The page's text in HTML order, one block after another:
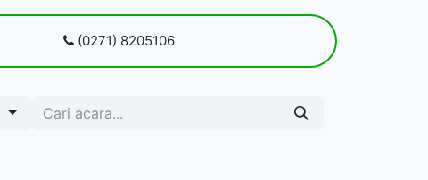
Blog Pendaftaran
(0271) 8205106